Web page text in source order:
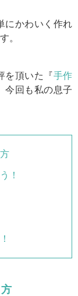
にかわいく作れ
。
を頂いた『手作
今回も私の息子
！